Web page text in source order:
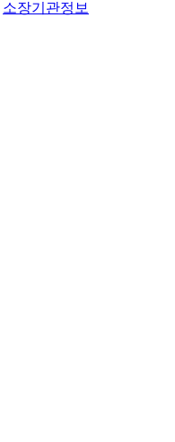
소장기관정보